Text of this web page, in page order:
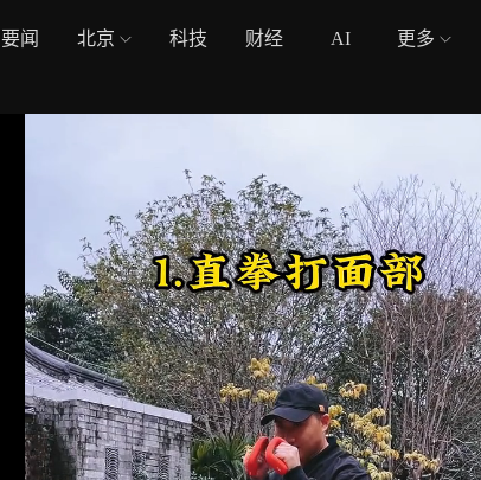
要闻 北京 科技 财经 AI 更多